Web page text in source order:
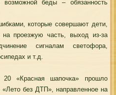
беды – обязанность
которые совершают дети,
проезжую часть, выход из-за
сигналам светофора,
и т.д.
шапочка» прошло
«Лето без ДТП», направленное на